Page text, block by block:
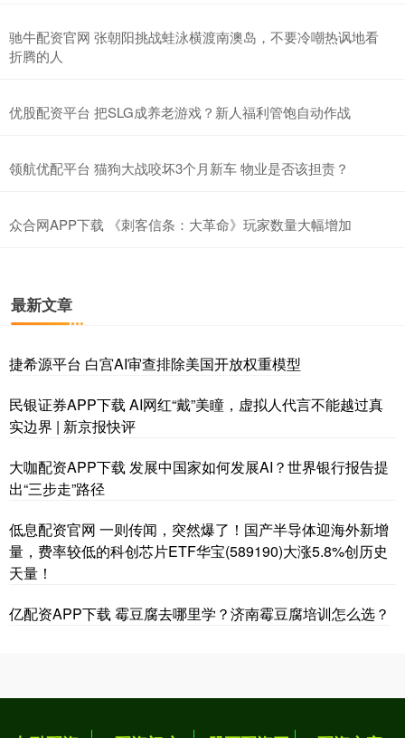
驰牛配资官网 张朝阳挑战蛙泳横渡南澳岛，不要冷嘲热讽地看
折腾的人
优股配资平台 把SLG成养老游戏？新人福利管饱自动作战
领航优配平台 猫狗大战咬坏3个月新车 物业是否该担责？
众合网APP下载 《刺客信条：大革命》玩家数量大幅增加
最新文章
捷希源平台 白宫AI审查排除美国开放权重模型
民银证券APP下载 AI网红“戴”美瞳，虚拟人代言不能越过真
实边界 | 新京报快评
大咖配资APP下载 发展中国家如何发展AI？世界银行报告提
出“三步走”路径
低息配资官网 一则传闻，突然爆了！国产半导体迎海外新增
量，费率较低的科创芯片ETF华宝(589190)大涨5.8%创历史
天量！
亿配资APP下载 霉豆腐去哪里学？济南霉豆腐培训怎么选？